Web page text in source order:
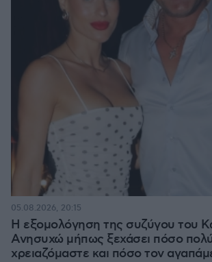
Η εξομολόγηση της συζύγου του
Ανησυχώ μήπως ξεχάσει πόσο
χρειαζόμαστε και πόσο τον
05.08.2026, 20:15